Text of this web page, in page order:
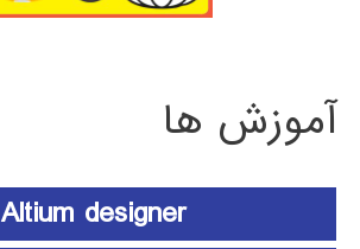
آموزش ها
Altium designer